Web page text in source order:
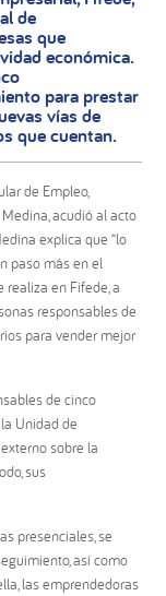
de
que
económica.
para prestar
vías de
que cuentan.
de Empleo,
acudió al acto
explica que “lo
paso más en el
en Fifede, a
responsables de
para vender mejor
de cinco
Unidad de
sobre la
sus
presenciales, se
así como
las emprendedoras